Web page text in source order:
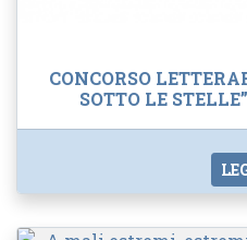
CONCORSO
SOTTO LE